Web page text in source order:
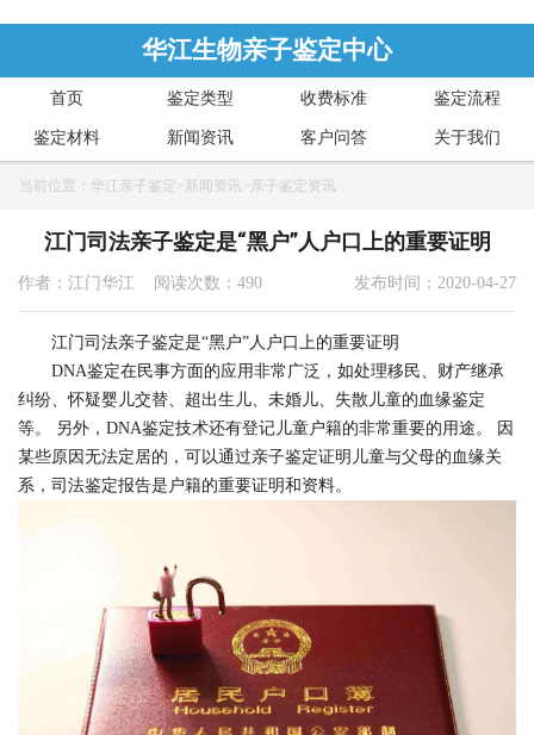
华江生物亲子鉴定中心
首页 鉴定类型 收费标准 鉴定流程
鉴定材料 新闻资讯 客户问答 关于我们
当前位置： 华江亲子鉴定 >新闻资讯 >亲子鉴定资讯
江门司法亲子鉴定是“黑户”人户口上的重要证明
作者：江门华江 阅读次数：490 发布时间：2020-04-27
江门司法亲子鉴定是“黑户”人户口上的重要证明
DNA鉴定在民事方面的应用非常广泛，如处理移民、财产继承
纠纷、怀疑婴儿交替、超出生儿、未婚儿、失散儿童的血缘鉴定
等。 另外，DNA鉴定技术还有登记儿童户籍的非常重要的用途。 因
某些原因无法定居的，可以通过亲子鉴定证明儿童与父母的血缘关
系，司法鉴定报告是户籍的重要证明和资料。